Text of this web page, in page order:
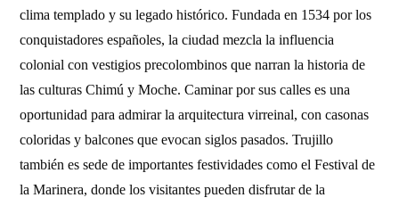
clima templado y su legado histórico. Fundada en 1534 por los
conquistadores españoles, la ciudad mezcla la influencia
colonial con vestigios precolombinos que narran la historia de
las culturas Chimú y Moche. Caminar por sus calles es una
oportunidad para admirar la arquitectura virreinal, con casonas
coloridas y balcones que evocan siglos pasados. Trujillo
también es sede de importantes festividades como el Festival de
la Marinera, donde los visitantes pueden disfrutar de la